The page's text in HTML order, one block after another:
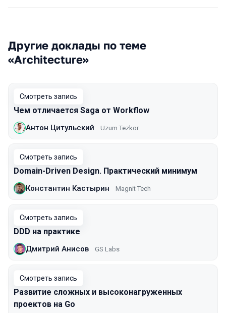
Другие доклады по теме
«Architecture»
Смотреть запись
Чем отличается Saga от Workflow
Антон Цитульский Uzum Tezkor
Смотреть запись
Domain-Driven Design. Практический минимум
Константин Кастырин Magnit Tech
Смотреть запись
DDD на практике
Дмитрий Анисов GS Labs
Смотреть запись
Развитие сложных и высоконагруженных
проектов на Go